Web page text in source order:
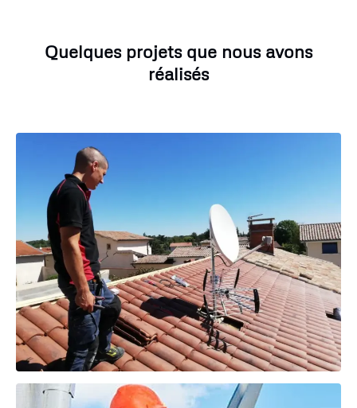
Quelques projets que nous avons
réalisés